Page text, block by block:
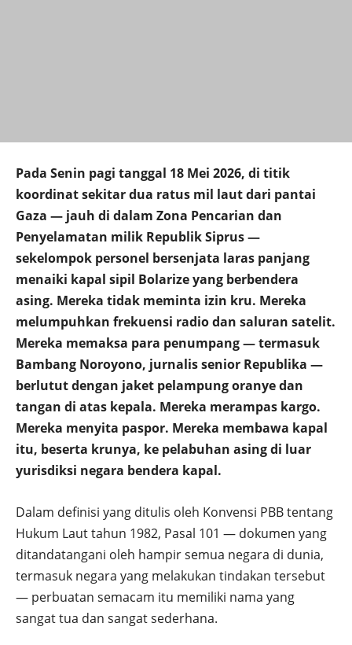
Pada Senin pagi tanggal 18 Mei 2026, di titik
koordinat sekitar dua ratus mil laut dari pantai
Gaza — jauh di dalam Zona Pencarian dan
Penyelamatan milik Republik Siprus —
sekelompok personel bersenjata laras panjang
menaiki kapal sipil Bolarize yang berbendera
asing. Mereka tidak meminta izin kru. Mereka
melumpuhkan frekuensi radio dan saluran satelit.
Mereka memaksa para penumpang — termasuk
Bambang Noroyono, jurnalis senior Republika —
berlutut dengan jaket pelampung oranye dan
tangan di atas kepala. Mereka merampas kargo.
Mereka menyita paspor. Mereka membawa kapal
itu, beserta krunya, ke pelabuhan asing di luar
yurisdiksi negara bendera kapal.
Dalam definisi yang ditulis oleh Konvensi PBB tentang
Hukum Laut tahun 1982, Pasal 101 — dokumen yang
ditandatangani oleh hampir semua negara di dunia,
termasuk negara yang melakukan tindakan tersebut
— perbuatan semacam itu memiliki nama yang
sangat tua dan sangat sederhana.